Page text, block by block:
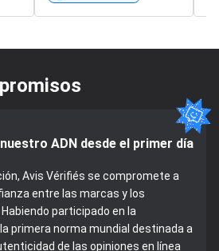
ADN desde el primer día
Avis Vérifiés se compromete a
entre las marcas y los
participado en la
primera norma mundial destinada a
de las opiniones en línea